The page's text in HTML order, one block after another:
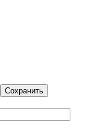
Сохранить